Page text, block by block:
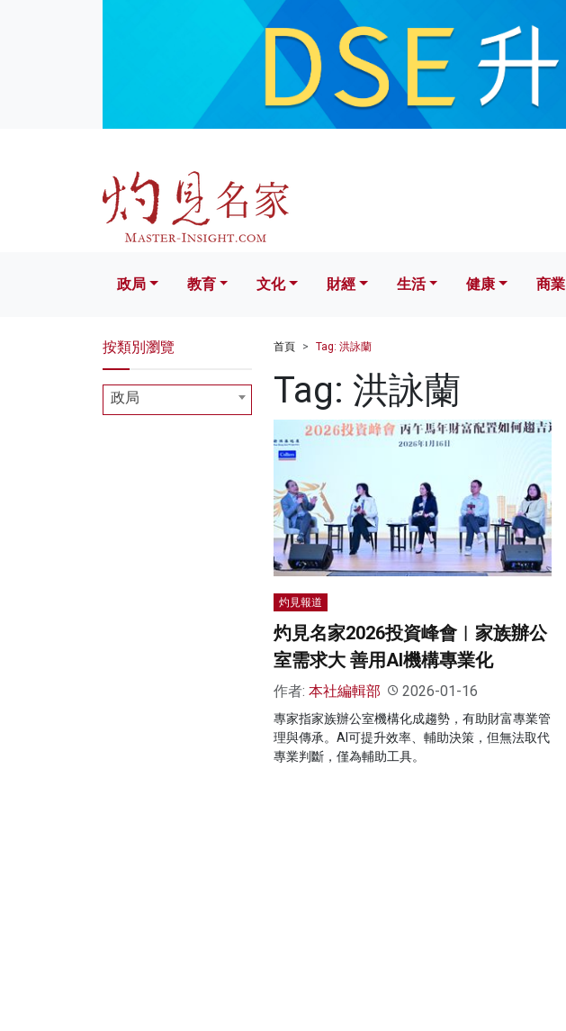
文化 財經 生活 健康
政局 教育 文化 財經 生活 健康 商業
首頁 Tag: 洪詠蘭
Tag: 洪詠蘭
灼見報道
灼見名家2026投資峰會︱家族辦公
室需求大 善用AI機構專業化
作者: 本社編輯部 2026-01-16
專家指家族辦公室機構化成趨勢，有助財富專業管
理與傳承。AI可提升效率、輔助決策，但無法取代
專業判斷，僅為輔助工具。
按類別瀏覽
政局